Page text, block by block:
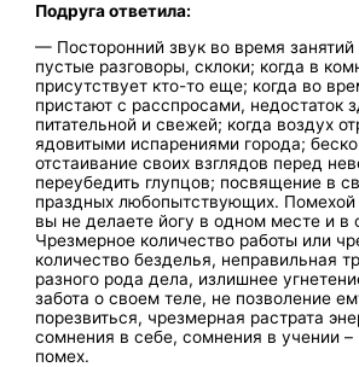
Подруга ответила:
— Посторонний звук во время
пустые разговоры, склоки; когда в
присутствует кто-то еще; когда во
пристают с расспросами, недостаток
питательной и свежей; когда воздух
ядовитыми испарениями города;
отстаивание своих взглядов перед
переубедить глупцов; посвящение в
праздных любопытствующих. Помехой
вы не делаете йогу в одном месте и в
Чрезмерное количество работы или
количество безделья, неправильная
разного рода дела, излишнее
забота о своем теле, не позволение
порезвиться, чрезмерная растрата
сомнения в себе, сомнения в учении –
помех.